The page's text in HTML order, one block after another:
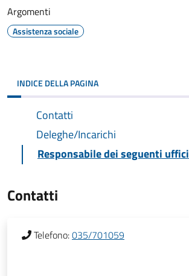
Argomenti
Assistenza sociale
INDICE DELLA PAGINA
Contatti
Deleghe/Incarichi
Responsabile dei seguenti uffici
Contatti
Telefono:035/701059